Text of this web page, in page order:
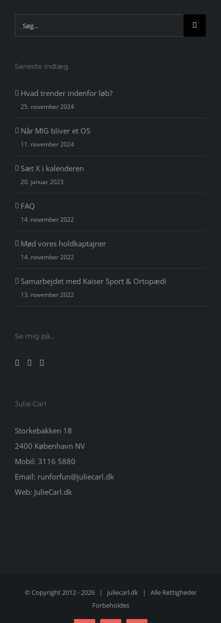
Søg
efter:
Seneste indlæg
Hvad trender indenfor løb?
25. november 2024
Når MIG bliver et OS
11. november 2024
Sæt X i kalenderen
20. januar 2023
FAQ
14. november 2022
Mød vores holdkaptajner
14. november 2022
Samarbejdet med Kaiser Sport & Ortopædi
13. november 2022
Se mig på…
Julie Carl
Storkebakken 18
2400 København NV
Mobil: 3116 5880
Email: runforfun@juliecarl.dk
Web: JulieCarl.dk
© Copyright 2012 -2026 | juliecarl.dk| Alle Rettigheder
Forbeholdes